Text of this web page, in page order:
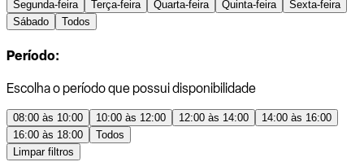
Segunda-feira Terça-feira Quarta-feira Quinta-feira
Sexta-feira
Sábado
Todos
Período:
Escolha o período que possui disponibilidade
08:00 às 10:00 10:00 às 12:00 12:00 às 14:00
14:00 às 16:00
16:00 às 18:00
Todos
Limpar filtros